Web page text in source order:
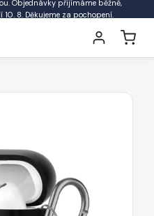
Objednávky přijímáme běžně,
8. Děkujeme za pochopení.